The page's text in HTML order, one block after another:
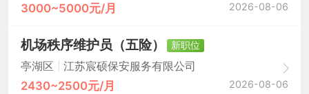
3000~5000元/月 2026-08-06
机场秩序维护员（五险）
新职位
亭湖区
江苏宸硕保安服务有限公司
2430~2500元/月 2026-08-06